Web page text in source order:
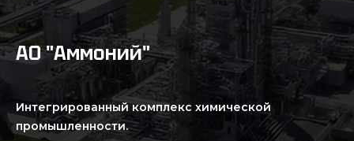
АО "Аммоний"
Интегрированный комплекс химической
промышленности.